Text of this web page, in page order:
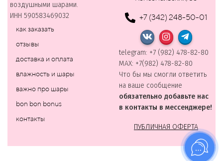
воздушными шарами.
ИНН 590583469032
как заказать
отзывы
доставка и оплата
влажность и шары
важно про шары
bon bon bonus
контакты
+7 (342) 248-50-01
telegram: +7 (982) 478-82-80
MAХ: +7(982) 478-82-80
Что бы мы смогли ответить
на ваше сообщение
обязательно добавьте нас
в контакты в мессенджере!
ПУБЛИЧНАЯ ОФЕРТА